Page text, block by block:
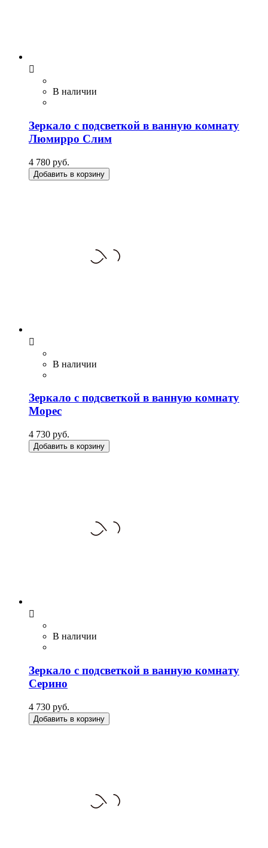

В наличии
Зеркало с подсветкой в ванную комнату
Люмирро Слим
4 780 руб.
Добавить в корзину

В наличии
Зеркало с подсветкой в ванную комнату
Морес
4 730 руб.
Добавить в корзину

В наличии
Зеркало с подсветкой в ванную комнату
Серино
4 730 руб.
Добавить в корзину